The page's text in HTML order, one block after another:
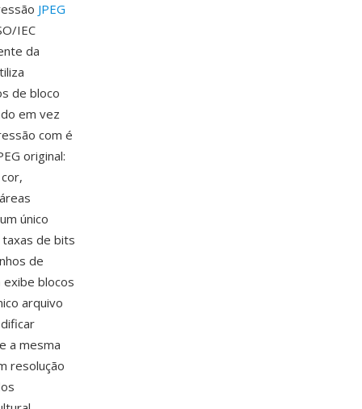
JPEG
IEC
da
de bloco
em vez
com é
original:
único
de bits
de
exibe blocos
arquivo
a mesma
resolução